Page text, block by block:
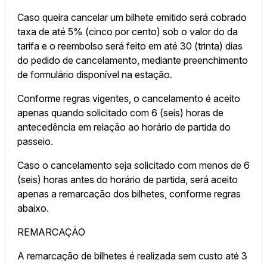
Caso queira cancelar um bilhete emitido será cobrado
taxa de até 5% (cinco por cento) sob o valor do da
tarifa e o reembolso será feito em até 30 (trinta) dias
do pedido de cancelamento, mediante preenchimento
de formulário disponível na estação.
Conforme regras vigentes, o cancelamento é aceito
apenas quando solicitado com 6 (seis) horas de
antecedência em relação ao horário de partida do
passeio.
Caso o cancelamento seja solicitado com menos de 6
(seis) horas antes do horário de partida, será aceito
apenas a remarcação dos bilhetes, conforme regras
abaixo.
REMARCAÇÃO
A remarcação de bilhetes é realizada sem custo até 3